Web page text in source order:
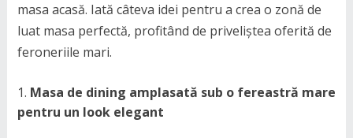
masa acasă. Iată câteva idei pentru a crea o zonă de
luat masa perfectă, profitând de priveliștea oferită de
feroneriile mari.
Masa de dining amplasată sub o fereastră mare
pentru un look elegant